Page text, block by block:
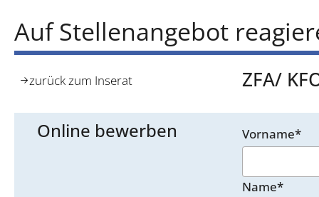
Auf Stellenangebot
zurück zum Inserat ZFA/
Online bewerben Vorname*
Name*